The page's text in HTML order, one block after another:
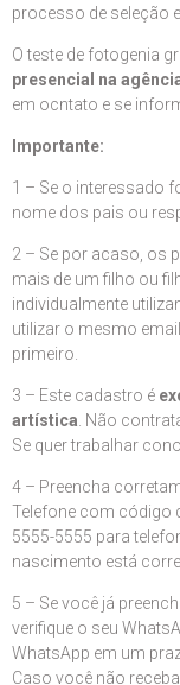
processo de seleção
O teste de fotogenia
presencial na
em ocntato e se
Importante:
1 – Se o interessado
nome dos pais ou
2 – Se por acaso, os
mais de um filho ou
individualmente
utilizar o mesmo
primeiro.
3 – Este cadastro é
artística . Não
Se quer trabalhar
4 – Preencha
Telefone com código
5555-5555 para
nascimento está
5 – Se você já
verifique o seu
WhatsApp em um
Caso você não